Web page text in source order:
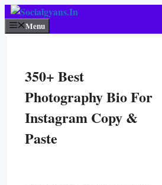
Skip
To
Content
Menu
350+ Best
Photography Bio For
Instagram Copy &
Paste